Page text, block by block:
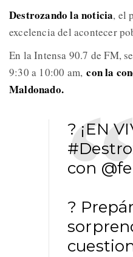
Destrozando la noticia, el
excelencia del acontecer
En la Intensa 90.7 de FM,
9:30 a 10:00 am,con la
Maldonado.
? ¡EN
con
?